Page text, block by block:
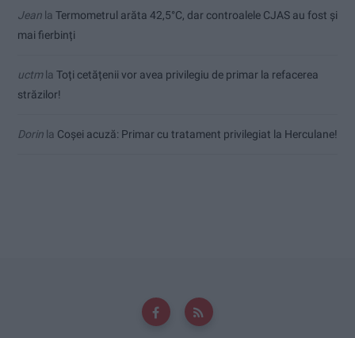
Jean la Termometrul arăta 42,5°C, dar controalele CJAS au fost și
mai fierbinți
uctmla Toți cetățenii vor avea privilegiu de primar la refacerea
străzilor!
Dorin la Coșei acuză: Primar cu tratament privilegiat la Herculane!